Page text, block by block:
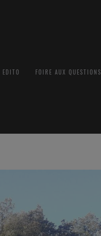
EDITO FOIRE AUX QUESTIONS